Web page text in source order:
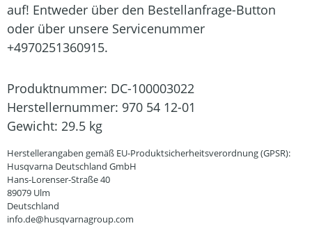
auf! Entweder über den Bestellanfrage-Button
oder über unsere Servicenummer
+4970251360915.
Produktnummer: DC-100003022
Herstellernummer: 970 54 12-01
Gewicht: 29.5 kg
Herstellerangaben gemäß EU-Produktsicherheitsverordnung (GPSR):
Husqvarna Deutschland GmbH
Hans-Lorenser-Straße 40
89079 Ulm
Deutschland
info.de@husqvarnagroup.com